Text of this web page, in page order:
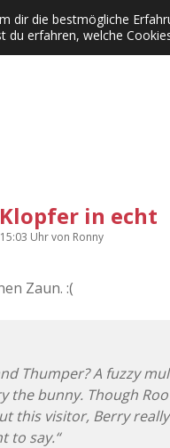
öffnenDates Instagrams
in echt
Uhrvon Ronny
Zaun. :(
Thumper? A fuzzy
the bunny. Though
this visitor, Berry
to say.“
dir die bestmögliche
du erfahren, welche